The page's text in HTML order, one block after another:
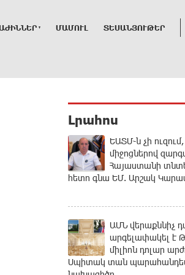
ՄԱՄՈՒԼ ՏԵՍԱՆՅՈՒԹԵՐ
Լրահոս
ԵԱՏՄ֊ն չի
միջոցներով
Հայաստանի
հետո գնա ԵՄ. Արշակ
ԱՄՆ վերաքննիչ
արգելափակել է
միլիոն դոլար
Սպիտակ տան